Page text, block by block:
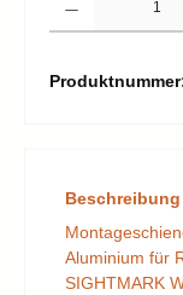
Beschreibung
Aluminium für
SIGHTMARK